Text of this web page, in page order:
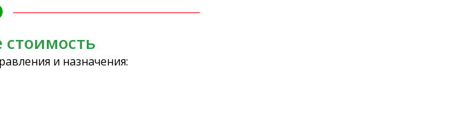
стоимость
и назначения: